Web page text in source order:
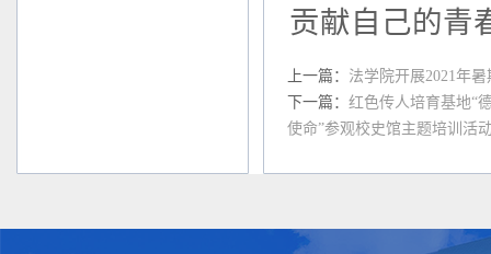
贡献自己的青
上一篇： 法学院开展2021年
下一篇： 红色传人培育基地“
使命”参观校史馆主题培训活